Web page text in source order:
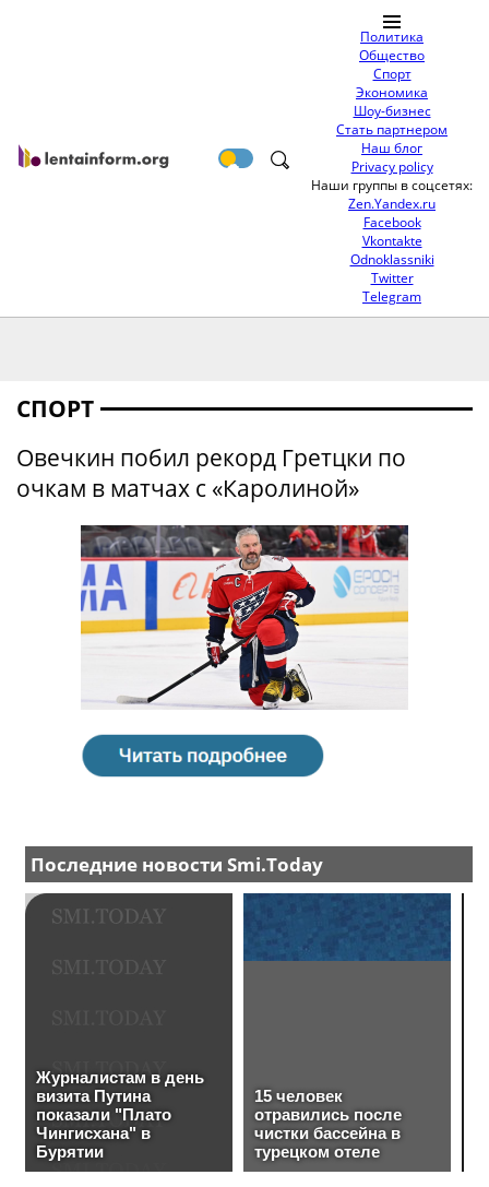
Политика
Общество
Спорт
Экономика
Шоу-бизнес
Стать партнером
Наш блог
Privacy policy
Наши группы в соцсетях:
Zen.Yandex.ru
Facebook
Vkontakte
Odnoklassniki
Twitter
Telegram
СПОРТ
Овечкин побил рекорд Гретцки по
очкам в матчах с «Каролиной»